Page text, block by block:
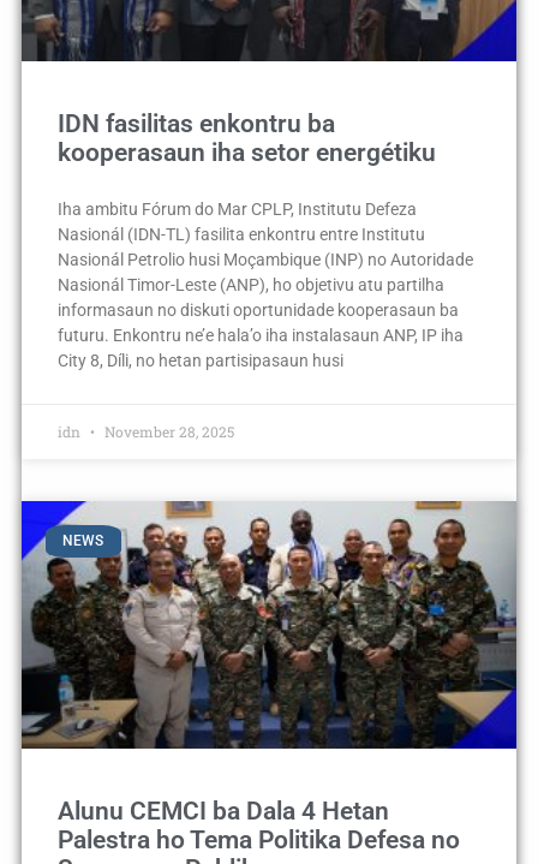
IDN fasilitas enkontru ba
kooperasaun iha setor energétiku
Iha ambitu Fórum do Mar CPLP, Institutu Defeza
Nasionál (IDN-TL) fasilita enkontru entre Institutu
Nasionál Petrolio husi Moçambique (INP) no Autoridade
Nasionál Timor-Leste (ANP), ho objetivu atu partilha
informasaun no diskuti oportunidade kooperasaun ba
futuru. Enkontru ne’e hala’o iha instalasaun ANP, IP iha
City 8, Díli, no hetan partisipasaun husi
idn November 28, 2025
NEWS
Alunu CEMCI ba Dala 4 Hetan
Palestra ho Tema Politika Defesa no